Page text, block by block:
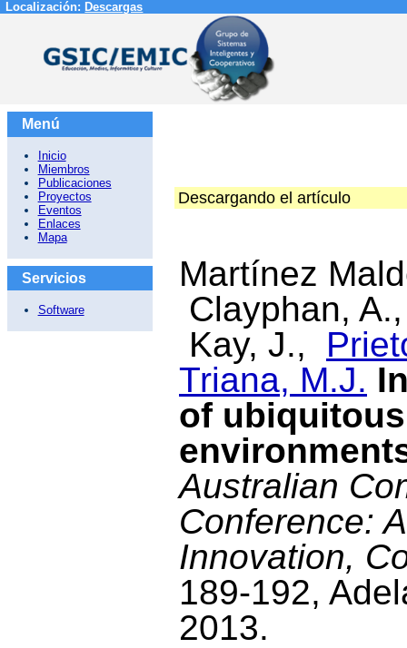
Localización: Descargas
Menú
Inicio
Miembros
Publicaciones
Proyectos
Eventos
Enlaces
Mapa
Servicios
Software
Descargando el artículo
Martínez
Clayphan,
Kay, J.,
Triana, M.J.
of
Australian
Conference:
Innovation,
189-192,
2013.